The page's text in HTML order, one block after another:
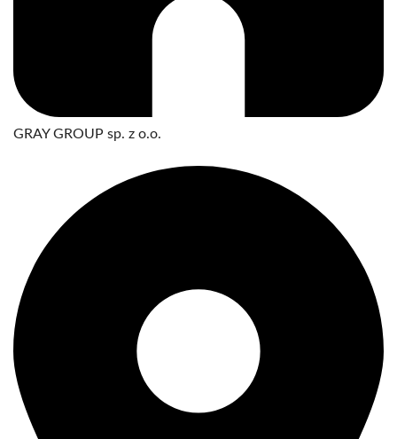
GRAY GROUP sp. z o.o.